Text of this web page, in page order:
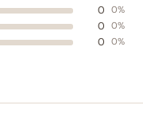
0 0%
0 0%
0 0%